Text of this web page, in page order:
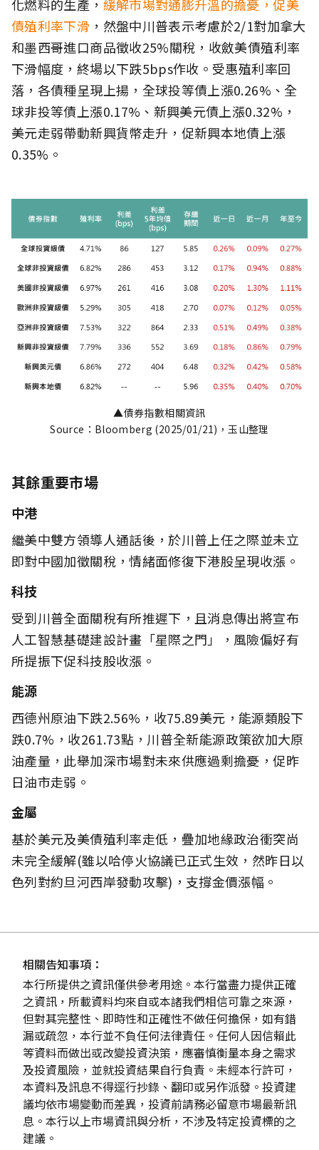
化燃料的生產， 緩解市場對通膨升溫的擔憂，促美
債殖利率下滑 ，然盤中川普表示考慮於2/1對加拿大
和墨西哥進口商品徵收25%關稅，收斂美債殖利率
下滑幅度，終場以下跌5bps作收。受惠殖利率回
落，各債種呈現上揚，全球投等債上漲0.26%、全
球非投等債上漲0.17%、新興美元債上漲0.32%，
美元走弱帶動新興貨幣走升，促新興本地債上漲
0.35%。
▲債券指數相關資訊
Source：Bloomberg (2025/01/21)，玉山整理
其餘重要市場
中港
繼美中雙方領導人通話後，於川普上任之際並未立
即對中國加徵關稅，情緒面修復下港股呈現收漲。
科技
受到川普全面關稅有所推遲下，且消息傳出將宣布
人工智慧基礎建設計畫「星際之門」，風險偏好有
所提振下促科技股收漲。
能源
西德州原油下跌2.56%，收75.89美元，能源類股下
跌0.7%，收261.73點，川普全新能源政策欲加大原
油產量，此舉加深市場對未來供應過剩擔憂，促昨
日油市走弱。
金屬
基於美元及美債殖利率走低，疊加地緣政治衝突尚
未完全緩解(雖以哈停火協議已正式生效，然昨日以
色列對約旦河西岸發動攻擊)，支撐金價漲幅。
相關告知事項：
本行所提供之資訊僅供參考用途。本行當盡力提供正確
之資訊，所載資料均來自或本諸我們相信可靠之來源，
但對其完整性、即時性和正確性不做任何擔保，如有錯
漏或疏忽，本行並不負任何法律責任。任何人因信賴此
等資料而做出或改變投資決策，應審慎衡量本身之需求
及投資風險，並就投資結果自行負責。未經本行許可，
本資料及訊息不得逕行抄錄、翻印或另作派發。投資建
議均依市場變動而差異，投資前請務必留意市場最新訊
息。本行以上市場資訊與分析，不涉及特定投資標的之
建議。